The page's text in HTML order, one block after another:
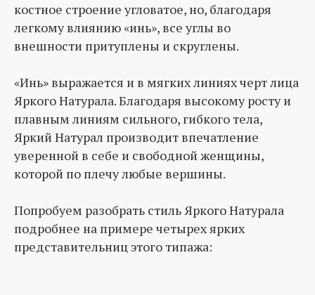
костное строение угловатое, но, благодаря
легкому влиянию «инь», все углы во
внешности притуплены и скруглены.
«Инь» выражается и в мягких линиях черт лица
Яркого Натурала. Благодаря высокому росту и
плавным линиям сильного, гибкого тела,
Яркий Натурал производит впечатление
уверенной в себе и свободной женщины,
которой по плечу любые вершины.
Попробуем разобрать стиль Яркого Натурала
подробнее на примере четырех ярких
представительниц этого типажа: